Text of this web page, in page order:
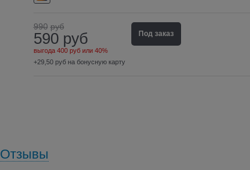
990 руб
590 руб
выгода 400 рубили 40%
+29,50 руб на бонусную карту
Под заказ
Отзывы